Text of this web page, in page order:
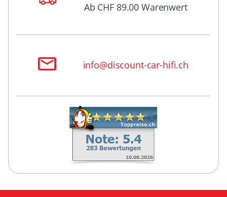
Ab CHF 89.00 Warenwert
info@discount-car-hifi.ch